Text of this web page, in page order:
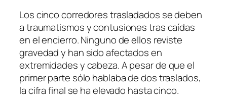
Los cinco corredores trasladados se deben
a traumatismos y contusiones tras caídas
en el encierro. Ninguno de ellos reviste
gravedad y han sido afectados en
extremidades y cabeza. A pesar de que el
primer parte sólo hablaba de dos traslados,
la cifra final se ha elevado hasta cinco.